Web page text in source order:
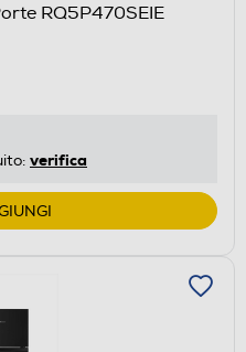
RQ5P470SEIE
verifica